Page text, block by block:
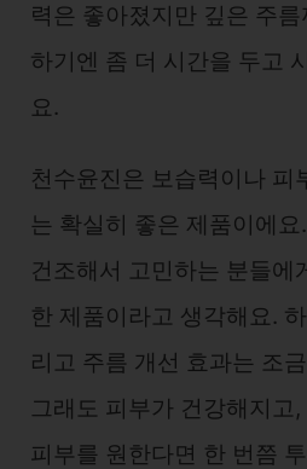
력은 좋아졌지만 깊은 주
하기엔 좀 더 시간을 두고
요.
천수윤진은 보습력이나 피
는 확실히 좋은 제품이에
건조해서 고민하는 분들에
한 제품이라고 생각해요.
리고 주름 개선 효과는 조
그래도 피부가 건강해지고
피부를 원한다면 한 번쯤